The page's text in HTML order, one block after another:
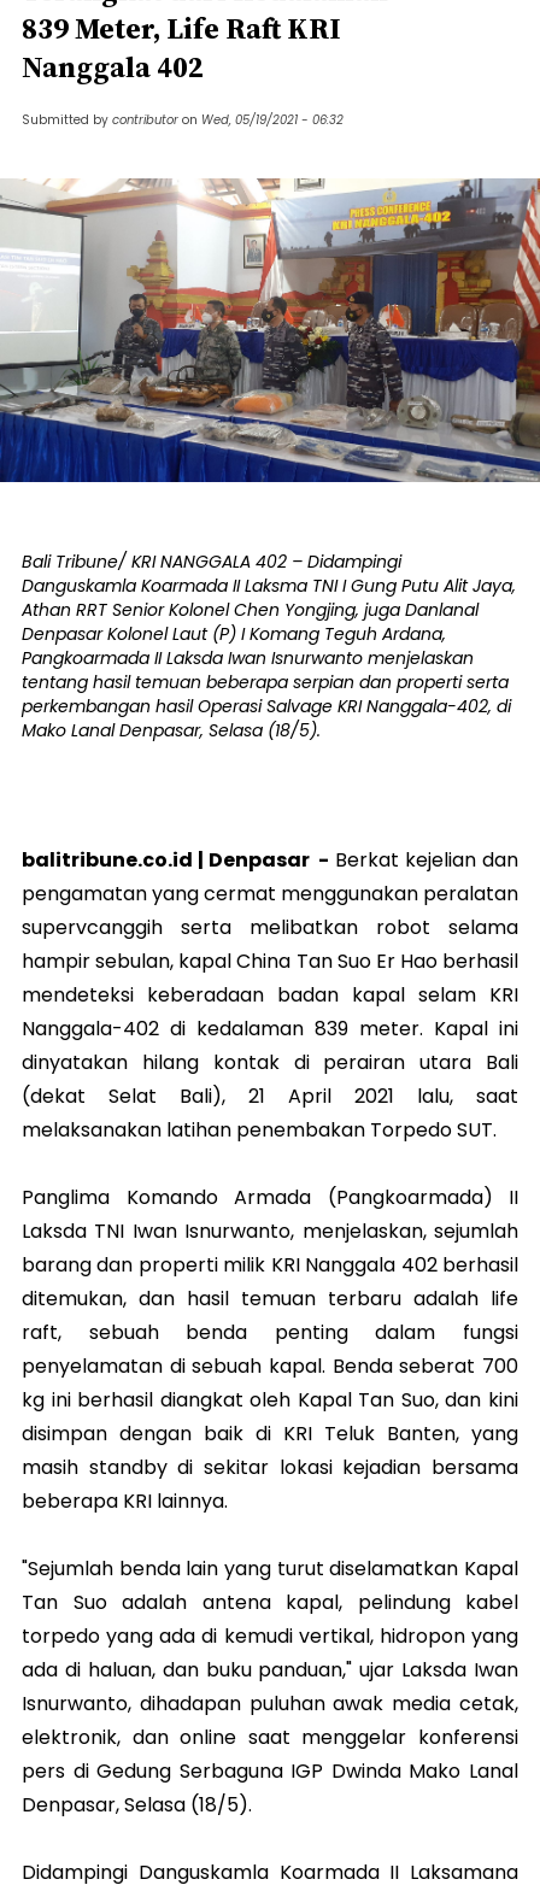
839 Meter, Life Raft KRI
Nanggala 402
Submitted by contributor on Wed, 05/19/2021 - 06:32
Bali Tribune/ KRI NANGGALA 402 – Didampingi
Danguskamla Koarmada II Laksma TNI I Gung Putu Alit Jaya,
Athan RRT Senior Kolonel Chen Yongjing, juga Danlanal
Denpasar Kolonel Laut (P) I Komang Teguh Ardana,
Pangkoarmada II Laksda Iwan Isnurwanto menjelaskan
tentang hasil temuan beberapa serpian dan properti serta
perkembangan hasil Operasi Salvage KRI Nanggala-402, di
Mako Lanal Denpasar, Selasa (18/5).
balitribune.co.id | Denpasar - Berkat kejelian dan
pengamatan yang cermat menggunakan peralatan
supervcanggih serta melibatkan robot selama
hampir sebulan, kapal China Tan Suo Er Hao berhasil
mendeteksi keberadaan badan kapal selam KRI
Nanggala-402 di kedalaman 839 meter. Kapal ini
dinyatakan hilang kontak di perairan utara Bali
(dekat Selat Bali), 21 April 2021 lalu, saat
melaksanakan latihan penembakan Torpedo SUT.
Panglima Komando Armada (Pangkoarmada) II
Laksda TNI Iwan Isnurwanto, menjelaskan, sejumlah
barang dan properti milik KRI Nanggala 402 berhasil
ditemukan, dan hasil temuan terbaru adalah life
raft, sebuah benda penting dalam fungsi
penyelamatan di sebuah kapal. Benda seberat 700
kg ini berhasil diangkat oleh Kapal Tan Suo, dan kini
disimpan dengan baik di KRI Teluk Banten, yang
masih standby di sekitar lokasi kejadian bersama
beberapa KRI lainnya.
"Sejumlah benda lain yang turut diselamatkan Kapal
Tan Suo adalah antena kapal, pelindung kabel
torpedo yang ada di kemudi vertikal, hidropon yang
ada di haluan, dan buku panduan," ujar Laksda Iwan
Isnurwanto, dihadapan puluhan awak media cetak,
elektronik, dan online saat menggelar konferensi
pers di Gedung Serbaguna IGP Dwinda Mako Lanal
Denpasar, Selasa (18/5).
Didampingi Danguskamla Koarmada II Laksamana